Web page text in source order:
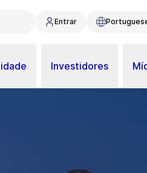
Entrar
Investidores